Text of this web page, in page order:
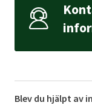
Blev du hjälpt av